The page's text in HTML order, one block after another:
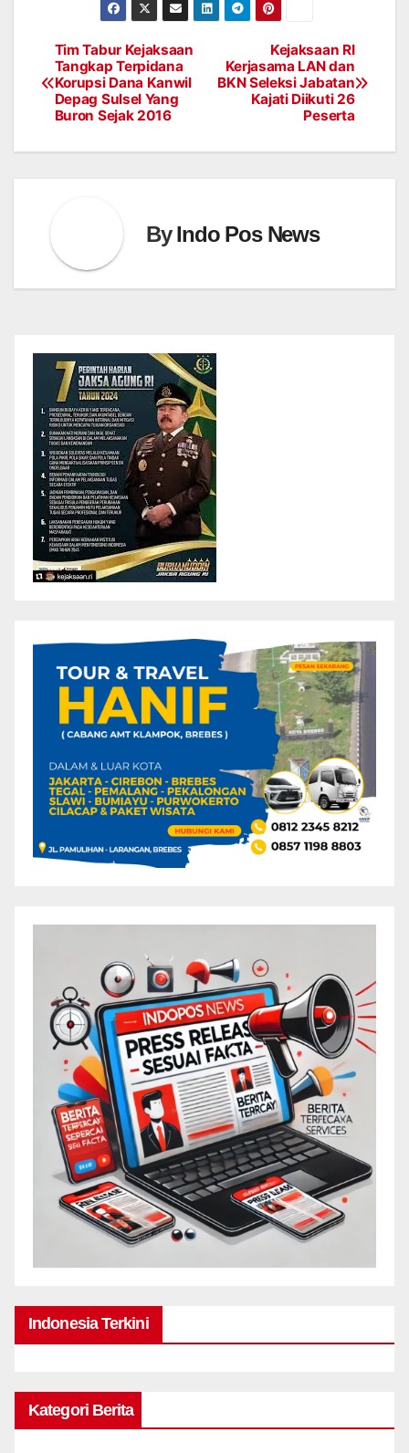
Post
navigation
Kejaksaan RI
Kerjasama LAN dan
BKN Seleksi Jabatan
Kajati Diikuti 26
Peserta
Tim Tabur Kejaksaan
Tangkap Terpidana
Korupsi Dana Kanwil
Depag Sulsel Yang
Buron Sejak 2016
ByIndo Pos News
Indonesia Terkini
Kategori Berita